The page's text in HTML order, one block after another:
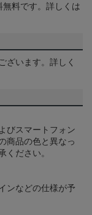
料です。詳しくは
ざいます。詳しく
びスマートフォン
商品の色と異なっ
ください。
ンなどの仕様が予